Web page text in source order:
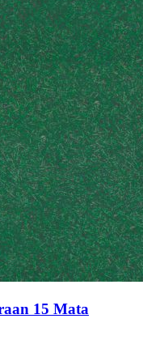
15 Mata